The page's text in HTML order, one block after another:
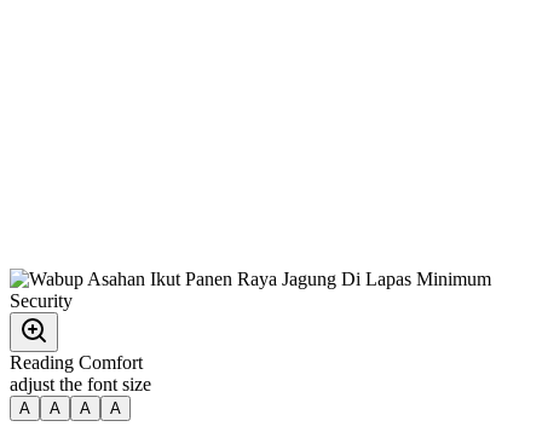
Reading Comfort
adjust the font size
A A A A